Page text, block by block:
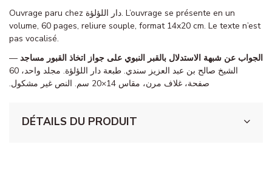
Ouvrage paru chez دار اللؤلؤة. L’ouvrage se présente en un
volume, 60 pages, reliure souple, format 14x20 cm. Le texte n’est
pas vocalisé.
الجواب عن شبهة الاستدلال بالقبر النبوي على جواز اتخاذ القبور مساجد —
الشيخ صالح بن عبد العزيز سندي. طبعة دار اللؤلؤة. مجلد واحد، 60
صفحة، غلاف مرن، مقاس 14×20 سم. النص غير مشكول.
DÉTAILS DU PRODUIT